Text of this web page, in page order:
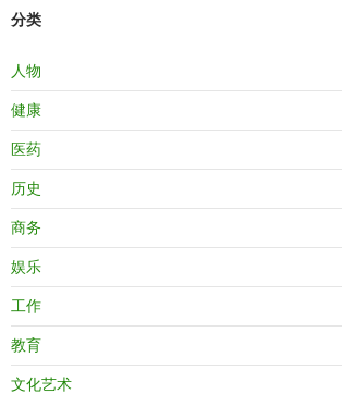
分类
人物
健康
医药
历史
商务
娱乐
工作
教育
文化艺术